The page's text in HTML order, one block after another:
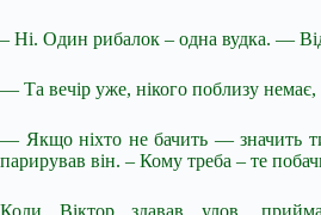
– Ні. Один рибалок – одна вудка. —
— Та вечір уже, нікого поблизу немає,
— Якщо ніхто не бачить — значить
парирував він. – Кому треба – те
Коли Віктор здавав улов,